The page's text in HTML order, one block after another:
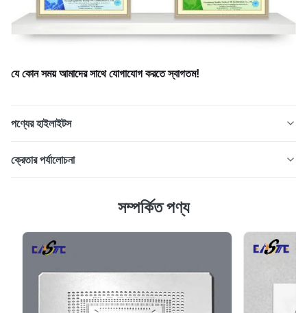
যে কোন সময় আমাদের সাথে যোগাযোগ করতে স্বাগতম!
পণ্যের হাইলাইটস
এচিং দ্বারা নির্মিত নির্ভুল খোদাই করা রেজার ব্লেড। OEM কাস্টম আকার, অতি-
ক্রেতার পর্যালোচনা
সাম্প্রতিক ৫০টি পর্যালোচনার ভিত্তিতে
সম্পর্কিত পণ্য